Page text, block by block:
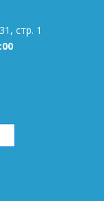
стр. 1